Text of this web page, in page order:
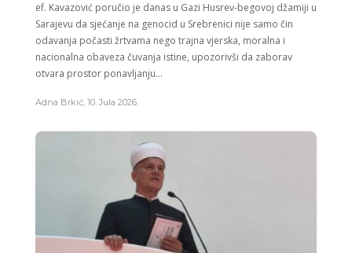
ef. Kavazović poručio je danas u Gazi Husrev-begovoj džamiji u
Sarajevu da sjećanje na genocid u Srebrenici nije samo čin
odavanja počasti žrtvama nego trajna vjerska, moralna i
nacionalna obaveza čuvanja istine, upozorivši da zaborav
otvara prostor ponavljanju...
Adna Brkić, 10. Jula 2026.